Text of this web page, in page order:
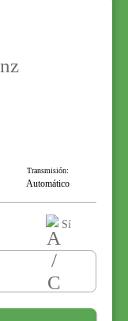
Transmisión:
Automático
Sí